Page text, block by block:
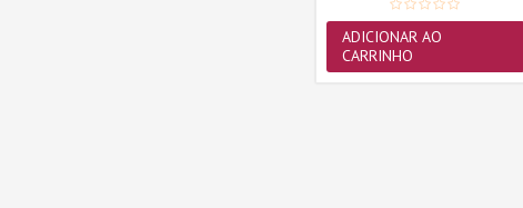
ADICIONAR AO
CARRINHO